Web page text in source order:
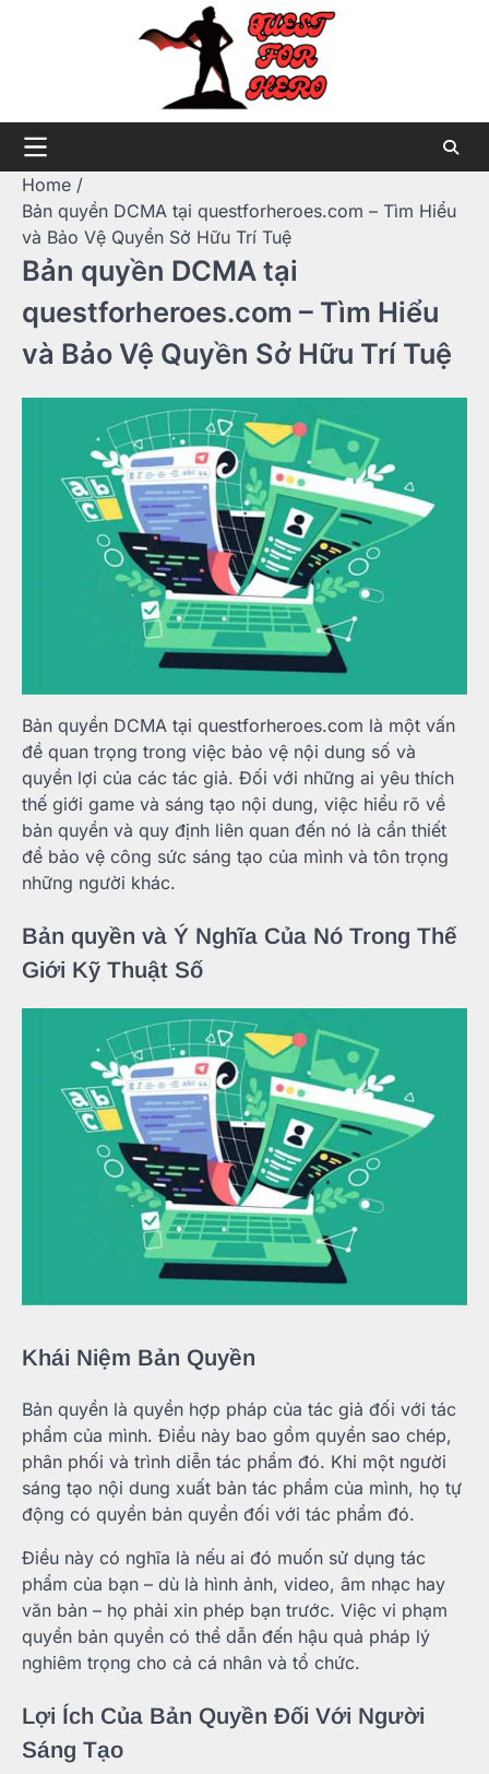
Home
Bản quyền DCMA tại questforheroes.com – Tìm Hiểu
và Bảo Vệ Quyền Sở Hữu Trí Tuệ
Bản quyền DCMA tại
questforheroes.com – Tìm Hiểu
và Bảo Vệ Quyền Sở Hữu Trí Tuệ
Bản quyền DCMA tại questforheroes.com là một vấn
đề quan trọng trong việc bảo vệ nội dung số và
quyền lợi của các tác giả. Đối với những ai yêu thích
thế giới game và sáng tạo nội dung, việc hiểu rõ về
bản quyền và quy định liên quan đến nó là cần thiết
để bảo vệ công sức sáng tạo của mình và tôn trọng
những người khác.
Bản quyền và Ý Nghĩa Của Nó Trong Thế
Giới Kỹ Thuật Số
Khái Niệm Bản Quyền
Bản quyền là quyền hợp pháp của tác giả đối với tác
phẩm của mình. Điều này bao gồm quyền sao chép,
phân phối và trình diễn tác phẩm đó. Khi một người
sáng tạo nội dung xuất bản tác phẩm của mình, họ tự
động có quyền bản quyền đối với tác phẩm đó.
Điều này có nghĩa là nếu ai đó muốn sử dụng tác
phẩm của bạn – dù là hình ảnh, video, âm nhạc hay
văn bản – họ phải xin phép bạn trước. Việc vi phạm
quyền bản quyền có thể dẫn đến hậu quả pháp lý
nghiêm trọng cho cả cá nhân và tổ chức.
Lợi Ích Của Bản Quyền Đối Với Người
Sáng Tạo